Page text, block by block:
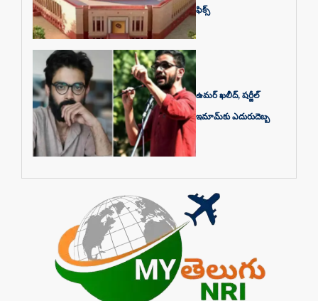
ఫిక్స్
ఉమర్ ఖలీద్, షర్జీల్
ఇమామ్‌కు ఎదురుదెబ్బ